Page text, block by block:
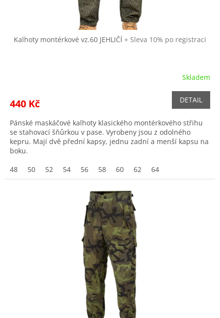
Kalhoty montérkové vz.60 JEHLIČÍ + Sleva 10% po registraci
Skladem
440 Kč DETAIL
Pánské maskáčové kalhoty klasického montérkového střihu
se stahovací šňůrkou v pase. Vyrobeny jsou z odolného
kepru. Mají dvě přední kapsy, jednu zadní a menší kapsu na
boku.
48
50 52 54 56 58 60 62 64